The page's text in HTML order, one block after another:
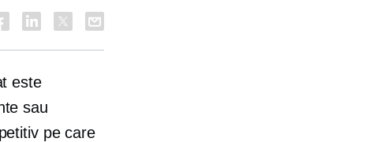
este
sau
pe care